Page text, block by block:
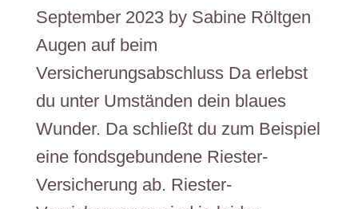
September 2023 by Sabine Röltgen
Augen auf beim
Versicherungsabschluss Da erlebst
du unter Umständen dein blaues
Wunder. Da schließt du zum Beispiel
eine fondsgebundene Riester-
Versicherung ab. Riester-